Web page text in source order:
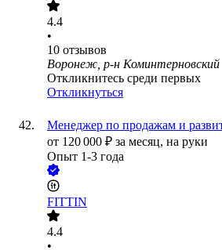
4.4
•
10 отзывов
Воронеж, р-н Коминтерновский
Откликнитесь среди первых
Откликнуться
Менеджер по продажам и
от 120 000 ₽ за месяц, на руки
Опыт 1-3 года
FITTIN
4.4
•